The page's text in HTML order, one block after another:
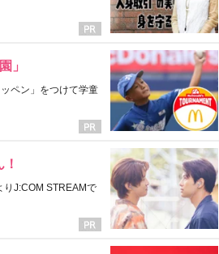
」
ペン」をつけて学童
J:COM STREAMで